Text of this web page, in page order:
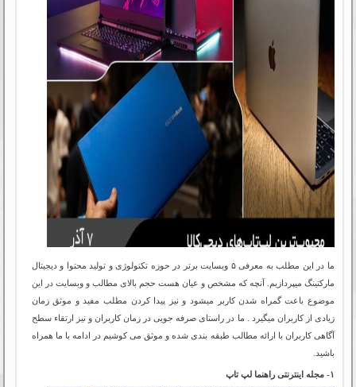
ما در این مطلب به معرفی ۵ وبسایت برتر در حوزه تکنولوژی و تولید محتوا و دیجیتال
مارکتینگ میپردازیم. آنچه که مشخص و عیان هست حجم بالای مطالب و وبسایت در این
موضوع باعت گمراه شدن کاربر میشود و نیز پیدا کردن مطلب مفید و موثق زمان
زیادی از کاربران میگیرد . ما در راستای صرفه جویی در زمان کاربران و نیز ارتقاء سطح
آگاهی کاربران با ارائه مطالب طبقه بندی شده و موثق می کوشیم در ادامه با ما همراه
باشید.
۱- مجله اینترنتی راهنما لپ تاپ